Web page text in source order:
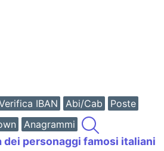
IBAN Abi/Cab
Poste
Anagrammi
dei personaggi famosi italiani